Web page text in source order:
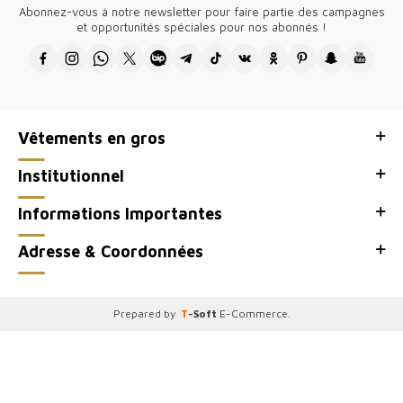
soigneusementsélectionnés, à desprixcompétitifs.
Adaptéesauxdernièrestendances, noscollectionssonttrèsappréciées
par unelargeclientèlefrancophone. Pouruneexpériencefiable et
unesatisfactiongarantie, choisissez-nous.
Abonnez-vous à notre newsletter pour faire partie des campagnes
et opportunités spéciales pour nos abonnés !
Vêtements en gros
Institutionnel
Informations Importantes
Adresse & Coordonnées
Prepared by T-Soft E-Commerce.